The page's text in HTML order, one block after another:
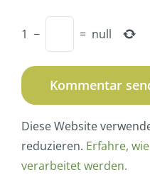
1 − = null
Diese Website
reduzieren. Erfahre,
verarbeitet werden.